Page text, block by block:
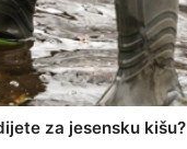
za jesensku kišu?